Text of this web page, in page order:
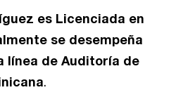
es Licenciada en
se desempeña
línea de Auditoría de
.